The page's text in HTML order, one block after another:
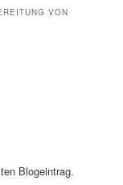
VON
Blogeintrag.